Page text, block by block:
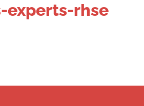
experts-rhse